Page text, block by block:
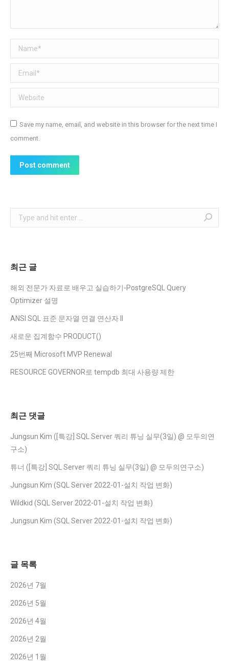
Name *
Email *
Website
Save my name, email, and website in this browser for the next time I
comment.
Post comment
Search:
최근 글
해외 전문가 자료로 배우고 실습하기-PostgreSQL Query
Optimizer 설명
ANSI SQL 표준 문자열 연결 연산자 II
새로운 집계함수 PRODUCT()
25번째 Microsoft MVP Renewal
RESOURCE GOVERNOR로 tempdb 최대 사용량 제한
최근 댓글
Jungsun Kim ( [특강] SQL Server 쿼리 튜닝 실무(3일) @ 모두의연
구소)
튜너 ( [특강] SQL Server 쿼리 튜닝 실무(3일) @ 모두의연구소)
Jungsun Kim (SQL Server 2022-01-설치 작업 변화)
Wildkid (SQL Server 2022-01-설치 작업 변화)
Jungsun Kim (SQL Server 2022-01-설치 작업 변화)
글 목록
2026년 7월
2026년 5월
2026년 4월
2026년 2월
2026년 1월